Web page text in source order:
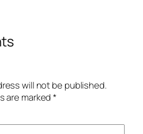
will not be published.
are marked*